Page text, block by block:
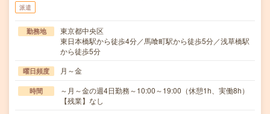
派遣
勤務地
東京都中央区
東日本橋駅から徒歩4分／馬喰町駅から徒歩5分／浅草橋駅
から徒歩5分
曜日頻度 月～金
時間
～月～金の週4日勤務～10:00～19:00（休憩1h、実働8h）
【残業】なし